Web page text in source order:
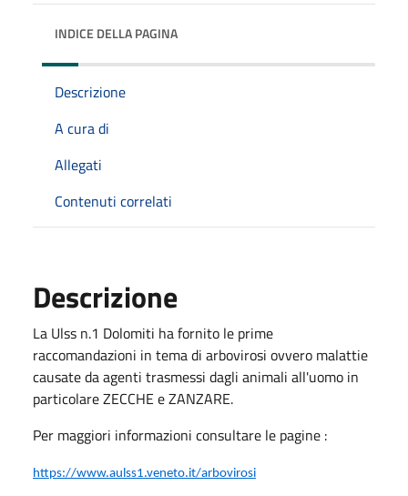
INDICE DELLA PAGINA
Descrizione
A cura di
Allegati
Contenuti correlati
Descrizione
La Ulss n.1 Dolomiti ha fornito le prime
raccomandazioni in tema di arbovirosi ovvero malattie
causate da agenti trasmessi dagli animali all'uomo in
particolare ZECCHE e ZANZARE.
Per maggiori informazioni consultare le pagine :
https://www.aulss1.veneto.it/arbovirosi